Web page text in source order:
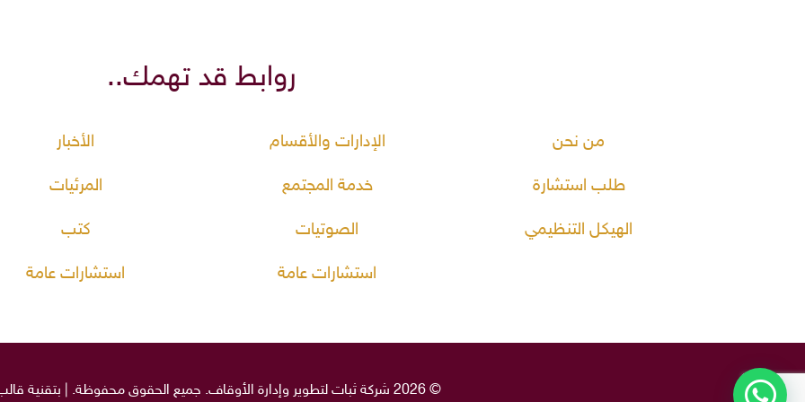
روابط قد تهمك..
من نحن
طلب استشارة
الهيكل التنظيمي
الإدارات والأقسام
خدمة المجتمع
الصوتيات
استشارات عامة
الأخبار
المرئيات
كتب
استشارات عامة
© 2026 شركة ثبات لتطوير وإدارة الأوقاف. جميع الحقوق محفوظة. | بتقنية قالب